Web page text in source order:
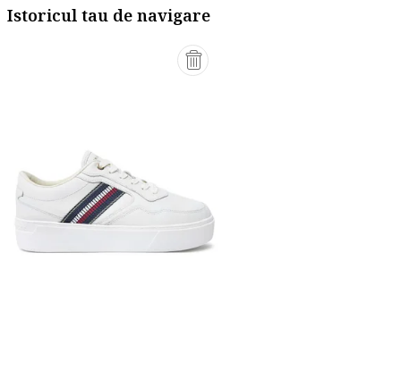
Istoricul tau de navigare